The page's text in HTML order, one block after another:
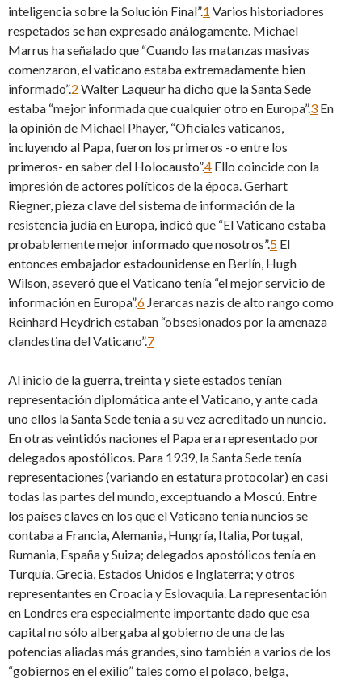
inteligencia sobre la Solución Final”.1 Varios historiadores
respetados se han expresado análogamente. Michael
Marrus ha señalado que “Cuando las matanzas masivas
comenzaron, el vaticano estaba extremadamente bien
informado”.2 Walter Laqueur ha dicho que la Santa Sede
estaba “mejor informada que cualquier otro en Europa”.3 En
la opinión de Michael Phayer, “Oficiales vaticanos,
incluyendo al Papa, fueron los primeros -o entre los
primeros- en saber del Holocausto”.4 Ello coincide con la
impresión de actores políticos de la época. Gerhart
Riegner, pieza clave del sistema de información de la
resistencia judía en Europa, indicó que “El Vaticano estaba
probablemente mejor informado que nosotros”.5 El
entonces embajador estadounidense en Berlín, Hugh
Wilson, aseveró que el Vaticano tenía “el mejor servicio de
información en Europa”.6 Jerarcas nazis de alto rango como
Reinhard Heydrich estaban “obsesionados por la amenaza
clandestina del Vaticano”.7
Al inicio de la guerra, treinta y siete estados tenían
representación diplomática ante el Vaticano, y ante cada
uno ellos la Santa Sede tenía a su vez acreditado un nuncio.
En otras veintidós naciones el Papa era representado por
delegados apostólicos. Para 1939, la Santa Sede tenía
representaciones (variando en estatura protocolar) en casi
todas las partes del mundo, exceptuando a Moscú. Entre
los países claves en los que el Vaticano tenía nuncios se
contaba a Francia, Alemania, Hungría, Italia, Portugal,
Rumania, España y Suiza; delegados apostólicos tenía en
Turquía, Grecia, Estados Unidos e Inglaterra; y otros
representantes en Croacia y Eslovaquia. La representación
en Londres era especialmente importante dado que esa
capital no sólo albergaba al gobierno de una de las
potencias aliadas más grandes, sino también a varios de los
“gobiernos en el exilio” tales como el polaco, belga,